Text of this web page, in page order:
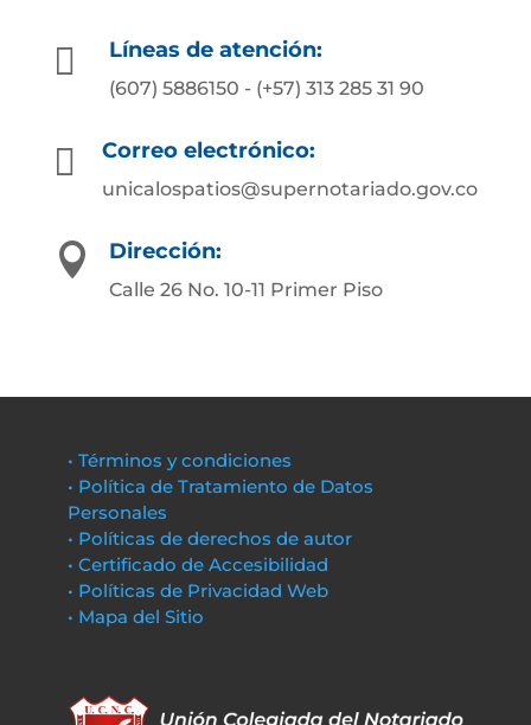
 Líneas de atención:
(607) 5886150 - (+57) 313 285 31 90
 Correo electrónico:
unicalospatios@supernotariado.gov.co
 Dirección:
Calle 26 No. 10-11 Primer Piso
• Términos y condiciones
• Política de Tratamiento de Datos
Personales
• Políticas de derechos de autor
• Certificado de Accesibilidad
• Políticas de Privacidad Web
• Mapa del Sitio